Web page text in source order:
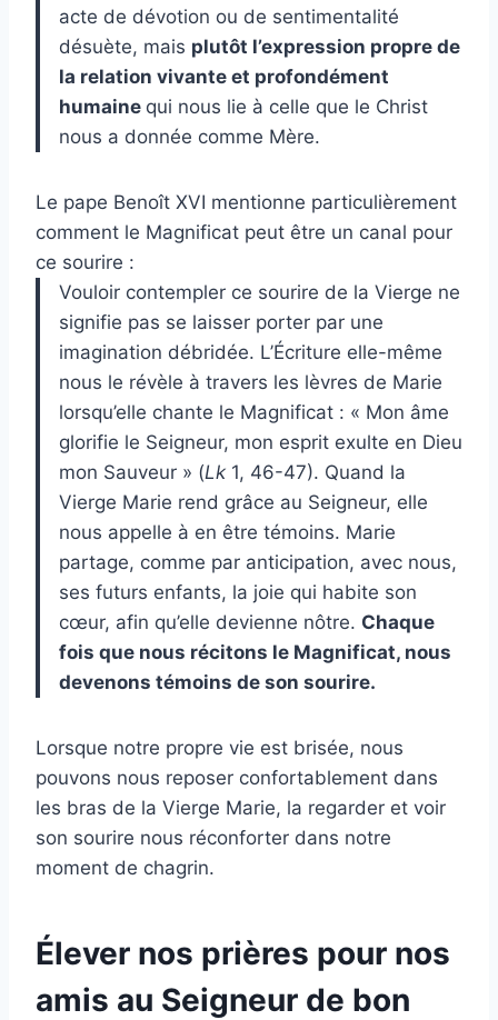
acte de dévotion ou de sentimentalité
désuète, mais plutôt l’expression propre de
la relation vivante et profondément
humaine qui nous lie à celle que le Christ
nous a donnée comme Mère.
Le pape Benoît XVI mentionne particulièrement
comment le Magnificat peut être un canal pour
ce sourire :
Vouloir contempler ce sourire de la Vierge ne
signifie pas se laisser porter par une
imagination débridée. L’Écriture elle-même
nous le révèle à travers les lèvres de Marie
lorsqu’elle chante le Magnificat : « Mon âme
glorifie le Seigneur, mon esprit exulte en Dieu
mon Sauveur » (Lk 1, 46-47). Quand la
Vierge Marie rend grâce au Seigneur, elle
nous appelle à en être témoins. Marie
partage, comme par anticipation, avec nous,
ses futurs enfants, la joie qui habite son
cœur, afin qu’elle devienne nôtre. Chaque
fois que nous récitons le Magnificat, nous
devenons témoins de son sourire.
Lorsque notre propre vie est brisée, nous
pouvons nous reposer confortablement dans
les bras de la Vierge Marie, la regarder et voir
son sourire nous réconforter dans notre
moment de chagrin.
Élever nos prières pour nos
amis au Seigneur de bon